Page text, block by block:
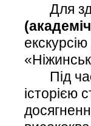
Для
Під час
історією